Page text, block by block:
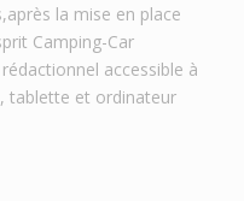
la mise en place
Camping-Car
accessible à
tablette et ordinateur